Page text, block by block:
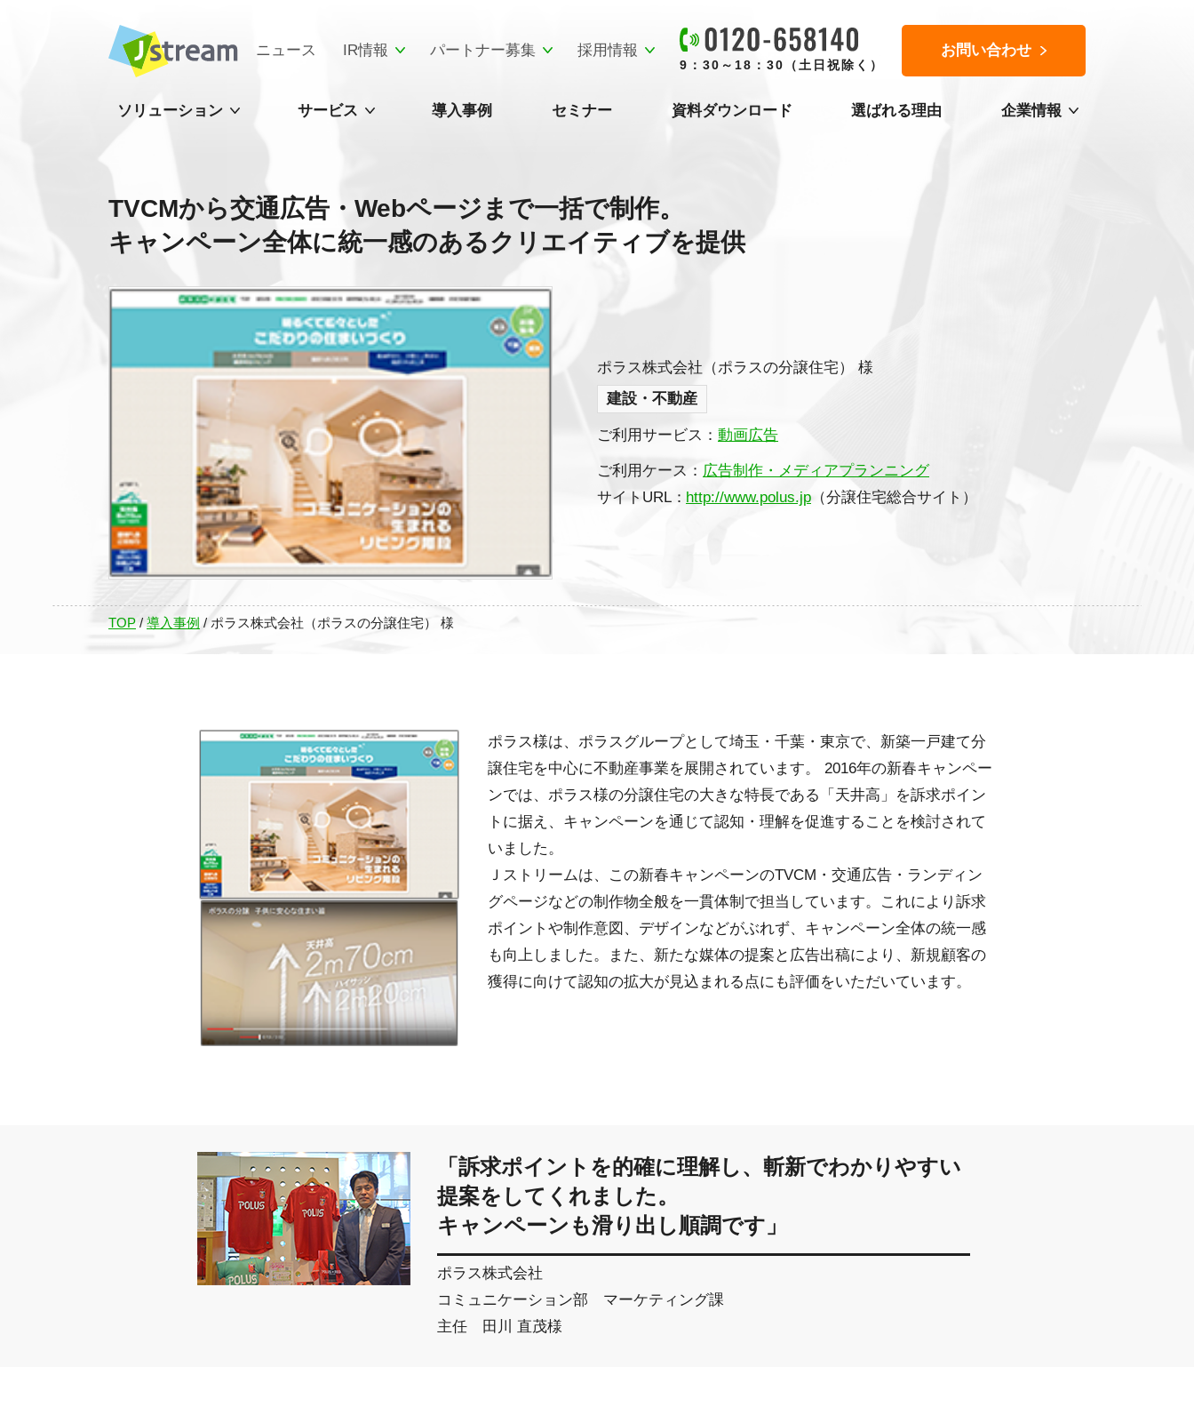
ニュース IR情報 パートナー募集 採用情報
9：30～18：30（土日祝除く）
お問い合わせ
ソリューション サービス 導入事例 セミナー 資料ダウンロード 選ばれる理由 企業情報
TVCMから交通広告・Webページまで一括で制作。
キャンペーン全体に統一感のあるクリエイティブを提供
ポラス株式会社（ポラスの分譲住宅） 様
建設・不動産
ご利用サービス： 動画広告
ご利用ケース： 広告制作・メディアプランニング
サイトURL： http://www.polus.jp （分譲住宅総合サイト）
TOP /導入事例 / ポラス株式会社（ポラスの分譲住宅） 様
ポラス様は、ポラスグループとして埼玉・千葉・東京で、新築一戸建て分
譲住宅を中心に不動産事業を展開されています。 2016年の新春キャンペー
ンでは、ポラス様の分譲住宅の大きな特長である「天井高」を訴求ポイン
トに据え、キャンペーンを通じて認知・理解を促進することを検討されて
いました。
Ｊストリームは、この新春キャンペーンのTVCM・交通広告・ランディン
グページなどの制作物全般を一貫体制で担当しています。これにより訴求
ポイントや制作意図、デザインなどがぶれず、キャンペーン全体の統一感
も向上しました。また、新たな媒体の提案と広告出稿により、新規顧客の
獲得に向けて認知の拡大が見込まれる点にも評価をいただいています。
「訴求ポイントを的確に理解し、斬新でわかりやすい
提案をしてくれました。
キャンペーンも滑り出し順調です」
ポラス株式会社
コミュニケーション部 マーケティング課
主任 田川 直茂様